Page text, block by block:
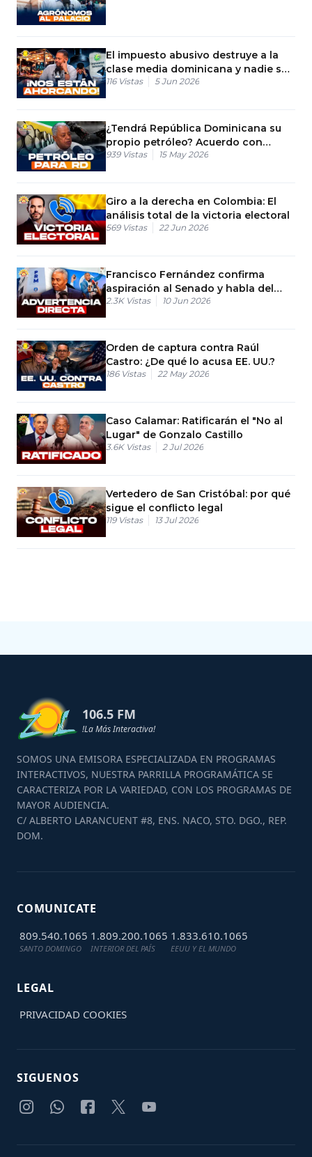
El impuesto abusivo destruye a la
clase media dominicana y nadie se
atreve a quitar
116 Vistas 5 Jun 2026
¿Tendrá República Dominicana su
propio petróleo? Acuerdo con
Guyana
939 Vistas 15 May 2026
Giro a la derecha en Colombia: El
análisis total de la victoria electoral
569 Vistas 22 Jun 2026
Francisco Fernández confirma
aspiración al Senado y habla del
PRM
2.3K Vistas 10 Jun 2026
Orden de captura contra Raúl
Castro: ¿De qué lo acusa EE. UU.?
186 Vistas 22 May 2026
Caso Calamar: Ratificarán el "No al
Lugar" de Gonzalo Castillo
3.6K Vistas 2 Jul 2026
Vertedero de San Cristóbal: por qué
sigue el conflicto legal
119 Vistas 13 Jul 2026
106.5 FM
!La Más Interactiva!
SOMOS UNA EMISORA ESPECIALIZADA EN PROGRAMAS
INTERACTIVOS, NUESTRA PARRILLA PROGRAMÁTICA SE
CARACTERIZA POR LA VARIEDAD, CON LOS PROGRAMAS DE
MAYOR AUDIENCIA.
C/ ALBERTO LARANCUENT #8, ENS. NACO, STO. DGO., REP.
DOM.
COMUNICATE
809.540.1065
SANTO DOMINGO
1.809.200.1065
INTERIOR DEL PAÍS
1.833.610.1065
EEUU Y EL MUNDO
LEGAL
PRIVACIDAD COOKIES
SIGUENOS